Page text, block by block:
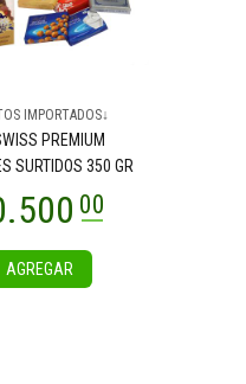
IMPORTADOS↓
PREMIUM
SURTIDOS 350 GR
AGREGAR